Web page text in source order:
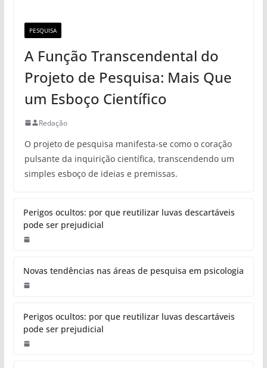
PESQUISA
A Função Transcendental do
Projeto de Pesquisa: Mais Que
um Esboço Científico
Redação
O projeto de pesquisa manifesta-se como o coração
pulsante da inquirição científica, transcendendo um
simples esboço de ideias e premissas.
Perigos ocultos: por que reutilizar luvas descartáveis
pode ser prejudicial
Novas tendências nas áreas de pesquisa em psicologia
Perigos ocultos: por que reutilizar luvas descartáveis
pode ser prejudicial